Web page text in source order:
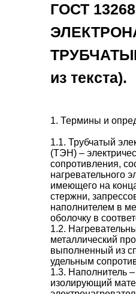
ГОСТ
из текста).
1. Термины и
1.1. Трубчатый
(ТЭН) –
сопротивления,
нагревательного
имеющего на
стержни,
наполнителем в
оболочку в
1.2.
металлический
выполненный из
удельным
1.3. Наполнитель
изолирующий